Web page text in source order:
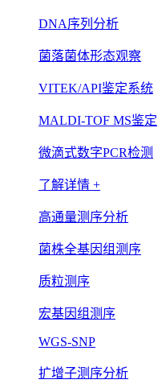
DNA序列分析
菌落菌体形态观察
VITEK/API鉴定系统
MALDI-TOF MS鉴定
微滴式数字PCR检测
了解详情 +
高通量测序分析
菌株全基因组测序
质粒测序
宏基因组测序
WGS-SNP
扩增子测序分析